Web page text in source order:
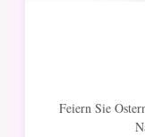
Feiern Sie